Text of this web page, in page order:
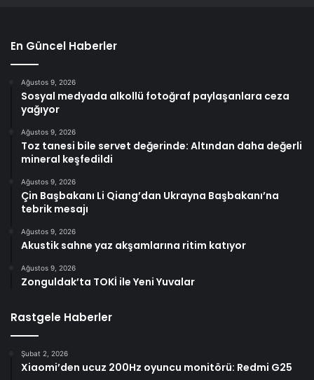
En Güncel Haberler
Ağustos 9, 2026
Sosyal medyada alkollü fotoğraf paylaşanlara ceza
yağıyor
Ağustos 9, 2026
Toz tanesi bile servet değerinde: Altından daha değerli
mineral keşfedildi
Ağustos 9, 2026
Çin Başbakanı Li Qiang’dan Ukrayna Başbakanı’na
tebrik mesajı
Ağustos 9, 2026
Akustik sahne yaz akşamlarına ritim katıyor
Ağustos 9, 2026
Zonguldak’ta TOKİ ile Yeni Yuvalar
Rastgele Haberler
Şubat 2, 2026
Xiaomi’den ucuz 200Hz oyuncu monitörü: Redmi G25